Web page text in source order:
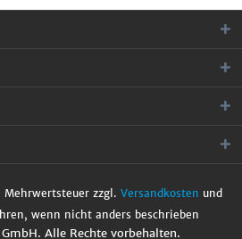
zzgl. Versandkosten und
wenn nicht anders beschrieben
Alle Rechte vorbehalten.